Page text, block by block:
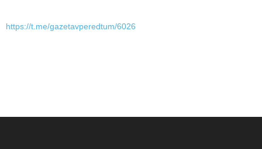
https://t.me/gazetavperedtum/6026